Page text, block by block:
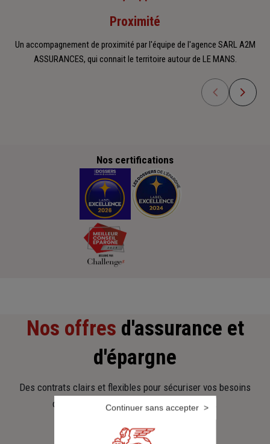
Proximité
Un accompagnement de proximité par l'équipe de l'agence SARL A2M
ASSURANCES, qui connait le territoire autour de LE MANS.
Nos certifications
Nos offres d'assurance et
d'épargne
Des contrats clairs et flexibles pour sécuriser vos besoins
d’aujourd’hui et anticiper ceux de demain.
Continuer sans accepter